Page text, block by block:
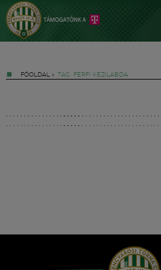
FŐOLDAL » TAG: FÉRFI KÉZILABDA
Hírek